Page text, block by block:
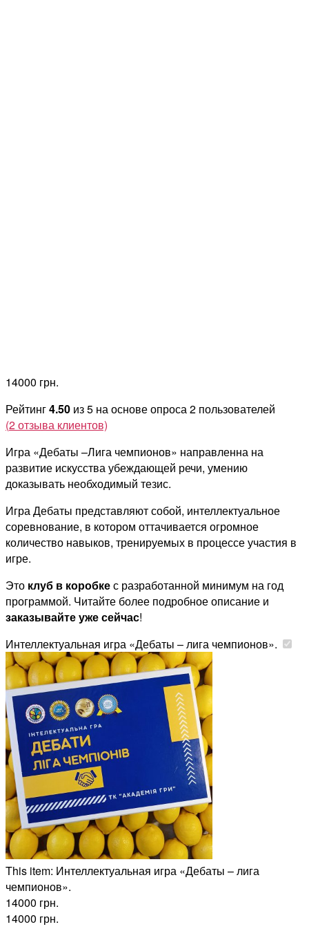
14000 грн.
Рейтинг4.50 из 5 на основе опроса2 пользователей
(2отзыва клиентов)
Игра «Дебаты –Лига чемпионов» направленна на
развитие искусства убеждающей речи, умению
доказывать необходимый тезис.
Игра Дебаты представляют собой, интеллектуальное
соревнование, в котором оттачивается огромное
количество навыков, тренируемых в процессе участия в
игре.
Это клуб в коробкес разработанной минимум на год
программой. Читайте более подробное описание и
заказывайте уже сейчас!
Интеллектуальная игра «Дебаты – лига чемпионов».
This item: Интеллектуальная игра «Дебаты – лига
чемпионов».
14000 грн.
14000 грн.